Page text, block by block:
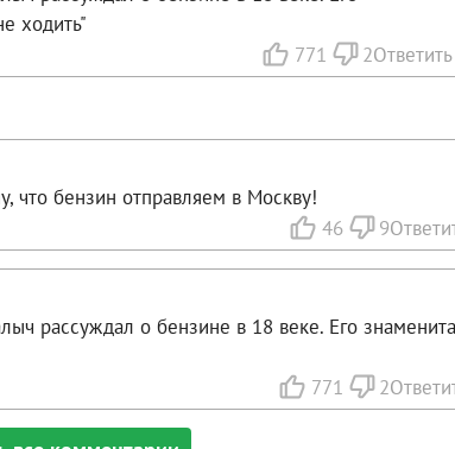
ходить"
771 2Ответить
что бензин отправляем в Москву!
46 9
рассуждал о бензине в 18 веке. Его
771 2